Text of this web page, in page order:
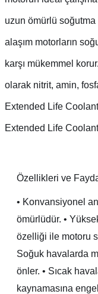
uzun ömürlü soğutma
alaşım motorların
karşı mükemmel
olarak nitrit, amin,
Extended Life
Extended Life Coolant
Özellikleri ve
• Konvansiyonel
ömürlüdür. •
özelliği ile motoru
Soğuk havalarda
önler. • Sıcak
kaynamasına